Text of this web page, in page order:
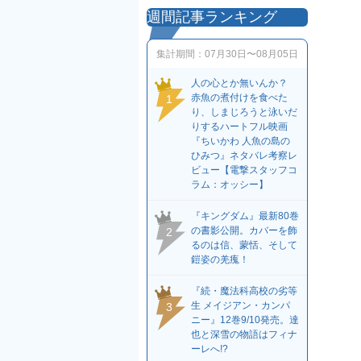
週間記事ランキング
集計期間： 07月30日〜08月05日
1
人の心とか無いんか？
赤魚の煮付けを食べた
り、しまじろうと泳いだ
りするハートフル映画
『ちいかわ 人魚の島の
ひみつ』ネタバレ考察レ
ビュー【電撃スタッフコ
ラム：オッシー】
2
『キングダム』最新80巻
の書影公開。カバーを飾
るのは信、蒙恬、そして
鎧姿の羌瘣！
3
『続・魔法科高校の劣等
生 メイジアン・カンパ
ニー』12巻9/10発売。達
也と深雪の物語はフィナ
ーレへ!?